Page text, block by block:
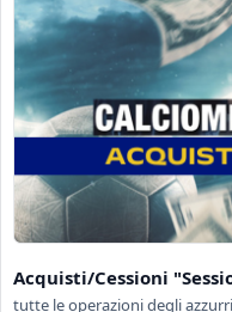
Acquisti/Cessioni
tutte le operazioni degli azzurri